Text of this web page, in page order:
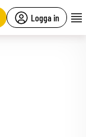
Logga in